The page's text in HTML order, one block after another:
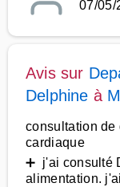
07/05/
Avis sur
Delphine à
consultation de
cardiaque
➕ j'ai consulté
alimentation.